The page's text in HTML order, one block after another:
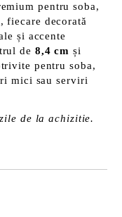
pentru soba,
, fiecare decorată
și accente
de 8,4 cm și
pentru soba,
mici sau serviri
de la achizitie.